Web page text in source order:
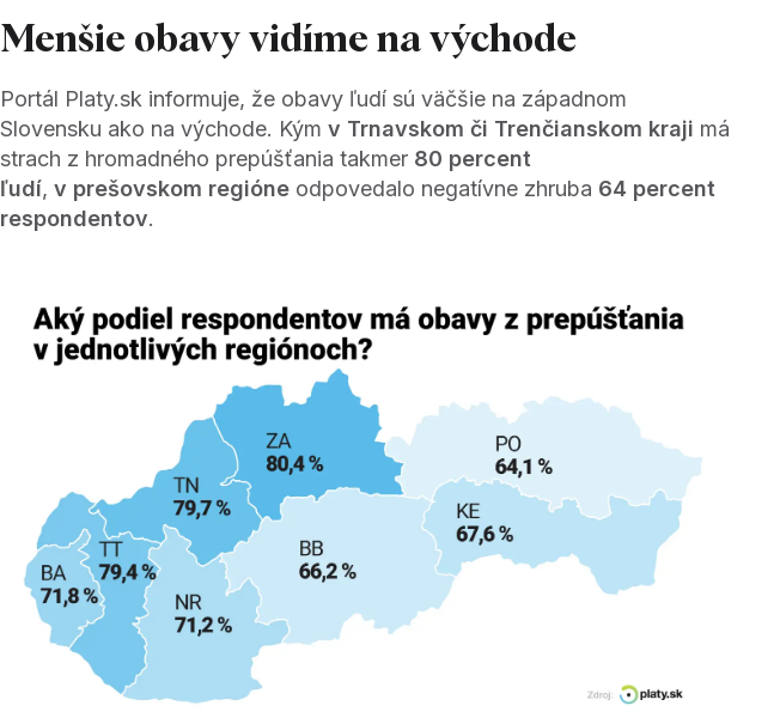
Menšie obavy vidíme na východe
Portál Platy.sk informuje, že obavy ľudí sú väčšie na západnom
Slovensku ako na východe. Kým v Trnavskom či Trenčianskom kraji má
strach z hromadného prepúšťania takmer 80 percent
ľudí, v prešovskom regióne odpovedalo negatívne zhruba 64 percent
respondentov.